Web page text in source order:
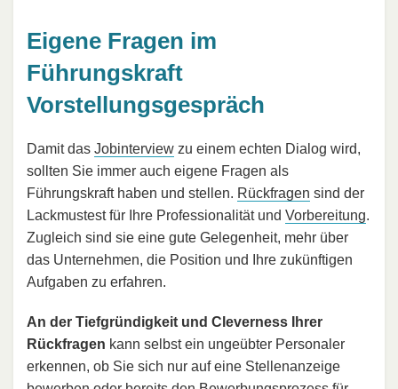
Eigene Fragen im
Führungskraft
Vorstellungsgespräch
Damit das Jobinterview zu einem echten Dialog wird,
sollten Sie immer auch eigene Fragen als
Führungskraft haben und stellen. Rückfragen sind der
Lackmustest für Ihre Professionalität und Vorbereitung.
Zugleich sind sie eine gute Gelegenheit, mehr über
das Unternehmen, die Position und Ihre zukünftigen
Aufgaben zu erfahren.
An der Tiefgründigkeit und Cleverness Ihrer
Rückfragen kann selbst ein ungeübter Personaler
erkennen, ob Sie sich nur auf eine Stellenanzeige